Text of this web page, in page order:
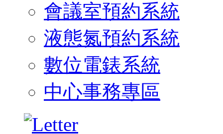
會議室預約系統
液態氮預約系統
數位電錶系統
中心事務專區